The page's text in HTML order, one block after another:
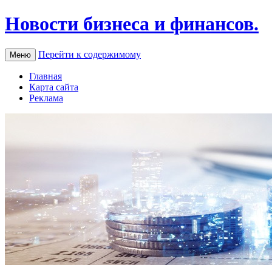
Новости бизнеса и финансов.
Меню Перейти к содержимому
Главная
Карта сайта
Реклама